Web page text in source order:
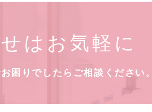
はお気軽に
お困りでしたらご相談ください。